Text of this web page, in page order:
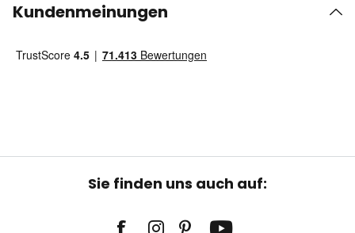
Kundenmeinungen
Sie finden uns auch auf: